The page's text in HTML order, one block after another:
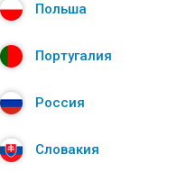
Польша
Португалия
Россия
Словакия